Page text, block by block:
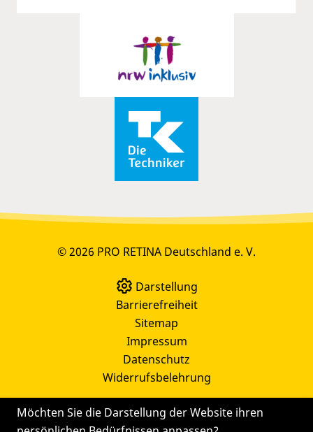
Möchten Sie die Darstellung der Website ihren
© 2026 PRO RETINA Deutschland e. V.
Darstellung
Barrierefreiheit
Sitemap
Impressum
Datenschutz
Widerrufsbelehrung